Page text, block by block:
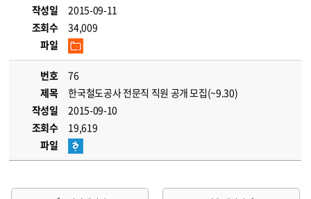
작성일
2015-09-11
조회수
34,009
파일
번호
76
제목
한국철도공사 전문직 직원 공개 모집(~9.30)
작성일
2015-09-10
조회수
19,619
파일